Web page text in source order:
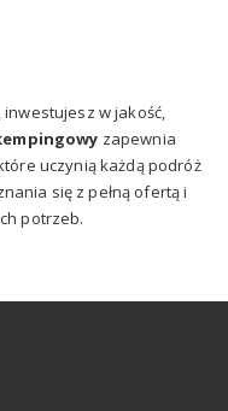
w jakość,
zapewnia
uczynią każdą podróż
się z pełną ofertą i
potrzeb.